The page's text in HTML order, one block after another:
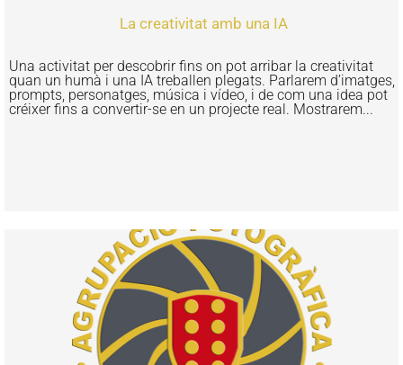
La creativitat amb una IA
Una activitat per descobrir fins on pot arribar la creativitat
quan un humà i una IA treballen plegats. Parlarem d’imatges,
prompts, personatges, música i vídeo, i de com una idea pot
créixer fins a convertir-se en un projecte real. Mostrarem...